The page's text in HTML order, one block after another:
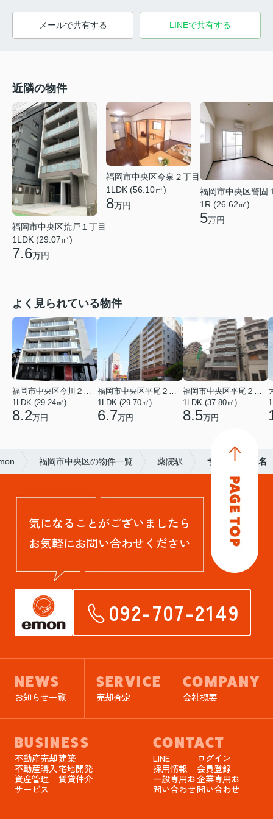
メールで共有する LINEで共有する
近隣の物件
福岡市中央区荒戸１丁目
1LDK (29.07㎡)
7.6万円
福岡市中央区今泉２丁目
1LDK (56.10㎡)
8万円
福岡市中央区警固
1R (26.62㎡)
5万円
よく見られている物件
1LDK (29.24㎡)
8.2万円
1LDK (29.70㎡)
6.7万円
1LDK (37.80㎡)
8.5万円
福岡市中央区の物件一覧 薬院駅 サーディン大名
気になることがございましたら
お気軽にお問い合わせください
092-707-2149
NEWS
お知らせ一覧
SERVICE
売却査定
COMPANY
会社概要
BUSINESS
不動産売却建築
不動産購入宅地開発
資産管理
サービス
賃貸仲介
CONTACT
LINE
ログイン
採用情報
会員登録
一般専用お
問い合わせ
企業専用お
問い合わせ